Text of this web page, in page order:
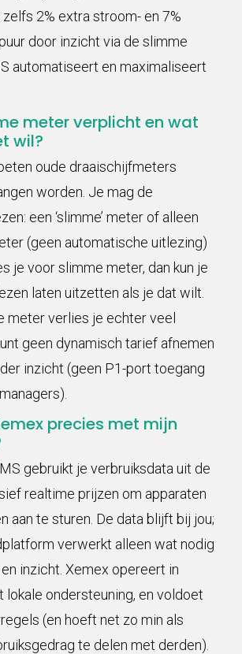
2% extra stroom- en 7%
door inzicht via de slimme
automatiseert en maximaliseert
meter verplicht en wat
wil?
oude draaischijfmeters
worden. Je mag de
een ‘slimme’ meter of alleen
(geen automatische uitlezing)
je voor slimme meter, dan kun je
laten uitzetten als je dat wilt.
meter verlies je echter veel
geen dynamisch tarief afnemen
inzicht (geen P1-port toegang
precies met mijn
gebruikt je verbruiksdata uit de
realtime prijzen om apparaten
aan te sturen. De data blijft bij jou;
verwerkt alleen wat nodig
inzicht. Xemex opereert in
lokale ondersteuning, en voldoet
(en hoeft net zo min als
te delen met derden).